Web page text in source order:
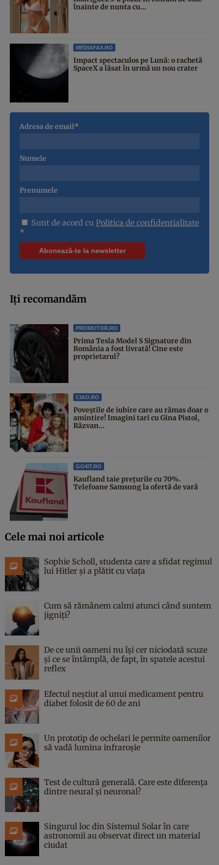
înainte de nunta cu...
MEDIAFAX.RO
Impact spectaculos pe Lună: o rachetă
SpaceX a lăsat în urmă un nou crater
Adresa de email*
Numele
Prenumele
Sunt de acord cu Politica de confidentialitate
*
Iți recomandăm
PROMOTOR.RO
Prima Tesla Model S Signature din
România a fost livrată! Cine este
proprietarul?
CIAO.RO
Poveştile de iubire care au rămas doar o
amintire! Imagini tari cu Gina Pistol,
Răzvan...
GO4IT.RO
Kaufland taie prețurile cu 70%.
Telefoane Samsung la ofertă de vară
Cele mai noi articole
Sophie Scholl, studenta care a sfidat regimul
lui Hitler și a plătit cu viața
Cum să rămânem calmi atunci când suntem
jigniți?
De ce unii oameni nu își cer niciodată scuze
și ce se întâmplă, de fapt, în spatele acestui
reflex
Efectul neștiut al unui medicament pentru
diabet folosit de 60 de ani
Un prototip de ochelari le permite oamenilor
să vadă lumina infraroșie
Test de cultură generală. Care este diferența
dintre neural și neuronal?
Singurul loc din Sistemul Solar în care
astronomii au observat direct un material
ciudat